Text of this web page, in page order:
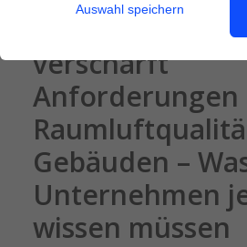
verschärft
Anforderungen
Gebäuden –
Unternehmen
wissen müssen
Auswahl speichern